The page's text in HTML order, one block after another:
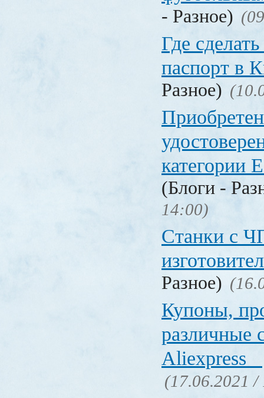
- Разное)
Где
паспорт в
Разное)
категории
(Блоги -
14:00)
Станки с
Разное)
Купоны,
различные
Aliexpress
(17.06.2021 /